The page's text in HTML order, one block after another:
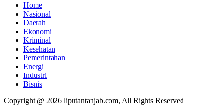
Home
Nasional
Daerah
Ekonomi
Kriminal
Kesehatan
Pemerintahan
Energi
Industri
Bisnis
Copyright @ 2026 liputantanjab.com, All Rights Reserved